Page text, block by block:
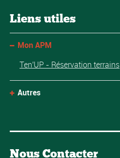
Liens utiles
Mon APM
Ten'UP - Réservation terrains
Autres
Nous Contacter